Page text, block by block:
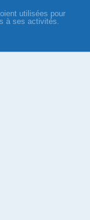
utilisées pour
à ses activités.